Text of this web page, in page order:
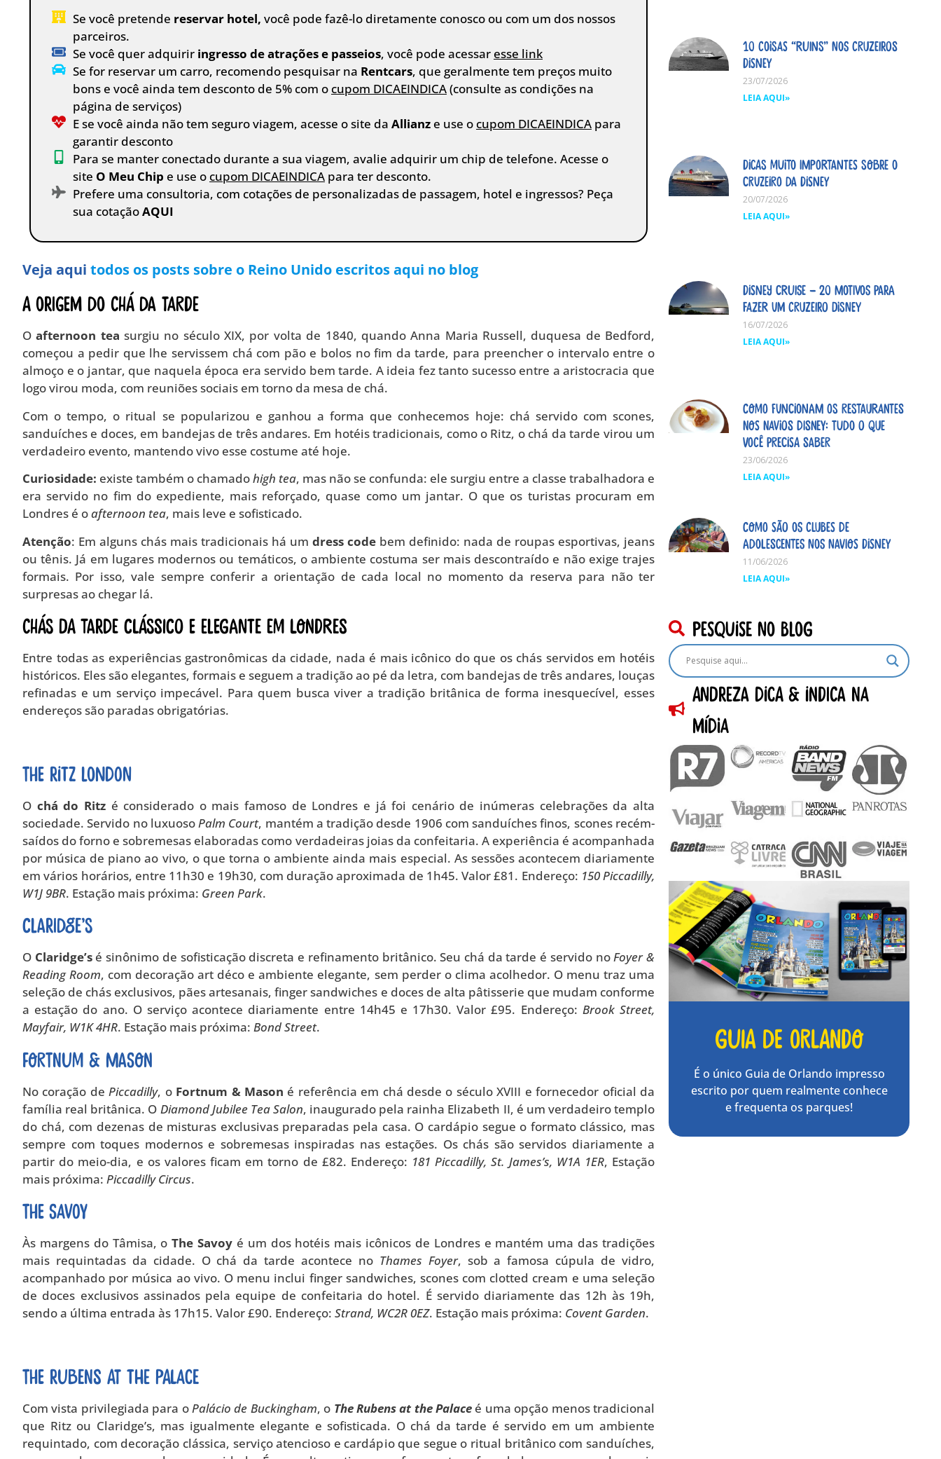
Se você pretende reservar hotel, você pode fazê-lo diretamente conosco ou com um dos nossos
parceiros.
Se você quer adquirir ingresso de atrações e passeios, você pode acessar esse link
Se for reservar um carro, recomendo pesquisar na Rentcars, que geralmente tem preços muito
bons e você ainda tem desconto de 5% com o cupom DICAEINDICA(consulte as condições na
página de serviços)
E se você ainda não tem seguro viagem, acesse o site da Allianz e use o cupom DICAEINDICA para
garantir desconto
Para se manter conectado durante a sua viagem, avalie adquirir um chip de telefone. Acesse o
site O Meu Chip e use o cupom DICAEINDICA para ter desconto.
Prefere uma consultoria, com cotações de personalizadas de passagem, hotel e ingressos? Peça
sua cotaçãoAQUI
Veja aqui todos os posts sobre o Reino Unido escritos aqui no blog
A origem do chá da tarde
Oafternoon tea surgiu no século XIX, por volta de 1840, quando Anna Maria Russell, duquesa de Bedford,
começou a pedir que lhe servissem chá com pão e bolos no fim da tarde, para preencher o intervalo entre o
almoço e o jantar, que naquela época era servido bem tarde. A ideia fez tanto sucesso entre a aristocracia que
logo virou moda, com reuniões sociais em torno da mesa de chá.
Com o tempo, o ritual se popularizou e ganhou a forma que conhecemos hoje: chá servido com scones,
sanduíches e doces, em bandejas de três andares. Em hotéis tradicionais, como o Ritz, o chá da tarde virou um
verdadeiro evento, mantendo vivo esse costume até hoje.
Curiosidade: existe também o chamadohigh tea, mas não se confunda: ele surgiu entre a classe trabalhadora e
era servido no fim do expediente, mais reforçado, quase como um jantar. O que os turistas procuram em
Londres é oafternoon tea, mais leve e sofisticado.
Atenção: Em alguns chás mais tradicionais há um dress code bem definido: nada de roupas esportivas, jeans
ou tênis. Já em lugares modernos ou temáticos, o ambiente costuma ser mais descontraído e não exige trajes
formais. Por isso, vale sempre conferir a orientação de cada local no momento da reserva para não ter
surpresas ao chegar lá.
Chás da tarde clássico e elegante em Londres
Entre todas as experiências gastronômicas da cidade, nada é mais icônico do que os chás servidos em hotéis
históricos. Eles são elegantes, formais e seguem a tradição ao pé da letra, com bandejas de três andares, louças
refinadas e um serviço impecável. Para quem busca viver a tradição britânica de forma inesquecível, esses
endereços são paradas obrigatórias.
The Ritz London
O chá do Ritzé considerado o mais famoso de Londres e já foi cenário de inúmeras celebrações da alta
sociedade. Servido no luxuosoPalm Court, mantém a tradição desde 1906 com sanduíches finos, scones recém-
saídos do forno e sobremesas elaboradas como verdadeiras joias da confeitaria. A experiência é acompanhada
por música de piano ao vivo, o que torna o ambiente ainda mais especial. As sessões acontecem diariamente
em vários horários, entre 11h30 e 19h30, com duração aproximada de 1h45. Valor £81. Endereço: 150 Piccadilly,
W1J 9BR. Estação mais próxima: Green Park.
Claridge’s
O Claridge’sé sinônimo de sofisticação discreta e refinamento britânico. Seu chá da tarde é servido noFoyer &
Reading Room, com decoração art déco e ambiente elegante, sem perder o clima acolhedor. O menu traz uma
seleção de chás exclusivos, pães artesanais, finger sandwiches e doces de alta pâtisserie que mudam conforme
a estação do ano. O serviço acontece diariamente entre 14h45 e 17h30. Valor £95. Endereço: Brook Street,
Mayfair, W1K 4HR. Estação mais próxima: Bond Street.
Fortnum & Mason
No coração dePiccadilly, o Fortnum & Mason é referência em chá desde o século XVIII e fornecedor oficial da
família real britânica. O Diamond Jubilee Tea Salon, inaugurado pela rainha Elizabeth II, é um verdadeiro templo
do chá, com dezenas de misturas exclusivas preparadas pela casa. O cardápio segue o formato clássico, mas
sempre com toques modernos e sobremesas inspiradas nas estações. Os chás são servidos diariamente a
partir do meio-dia, e os valores ficam em torno de £82. Endereço: 181 Piccadilly, St. James’s, W1A 1ER, Estação
mais próxima: Piccadilly Circus.
The Savoy
Às margens do Tâmisa, oThe Savoy é um dos hotéis mais icônicos de Londres e mantém uma das tradições
mais requintadas da cidade. O chá da tarde acontece no Thames Foyer, sob a famosa cúpula de vidro,
acompanhado por música ao vivo. O menu inclui finger sandwiches, scones com clotted cream e uma seleção
de doces exclusivos assinados pela equipe de confeitaria do hotel. É servido diariamente das 12h às 19h,
sendo a última entrada às 17h15. Valor £90. Endereço: Strand, WC2R 0EZ. Estação mais próxima: Covent Garden.
The Rubens at the Palace
Com vista privilegiada para oPalácio de Buckingham, o The Rubens at the Palace é uma opção menos tradicional
que Ritz ou Claridge’s, mas igualmente elegante e sofisticada. O chá da tarde é servido em um ambiente
requintado, com decoração clássica, serviço atencioso e cardápio que segue o ritual britânico com sanduíches,
10 coisas “ruins” nos cruzeiros
Disney
23/07/2026
LEIA AQUI»
Dicas MUITO importantes sobre o
cruzeiro da Disney
20/07/2026
LEIA AQUI»
Disney Cruise – 20 motivos para
fazer um cruzeiro Disney
16/07/2026
LEIA AQUI»
Como funcionam os restaurantes
nos navios Disney: tudo o que
você precisa saber
23/06/2026
LEIA AQUI»
Como são os clubes de
adolescentes nos navios Disney
11/06/2026
LEIA AQUI»
pesquise no blog
Andreza dica & indica na
Mídia
Guia de Orlando
É o único Guia de Orlando impresso
escrito por quem realmente conhece
e frequenta os parques!